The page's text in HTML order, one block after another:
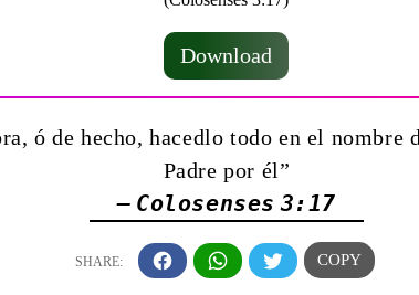
Download
ó de hecho, hacedlo todo en el nombre
Padre por él”
— Colosenses 3:17